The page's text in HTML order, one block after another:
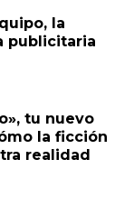
la
publicitaria
tu nuevo
la ficción
realidad